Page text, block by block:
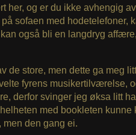
her, og er du ikke avhengig
sofaen med hodetelefoner,
også bli en langdryg
de store, men dette ga meg
fyrens musikertilværelse,
derfor svinger jeg øksa litt
med bookleten kunne
men den gang ei.